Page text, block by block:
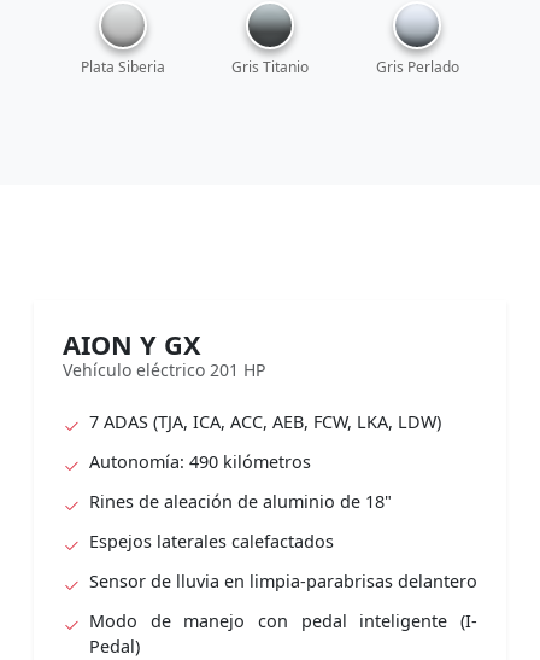
Plata Siberia Gris Titanio Gris Perlado
AION Y GX
Vehículo eléctrico 201 HP
7 ADAS (TJA, ICA, ACC, AEB, FCW, LKA, LDW)
Autonomía: 490 kilómetros
Rines de aleación de aluminio de 18"
Espejos laterales calefactados
Sensor de lluvia en limpia-parabrisas delantero
Modo de manejo con pedal inteligente (I-
Pedal)